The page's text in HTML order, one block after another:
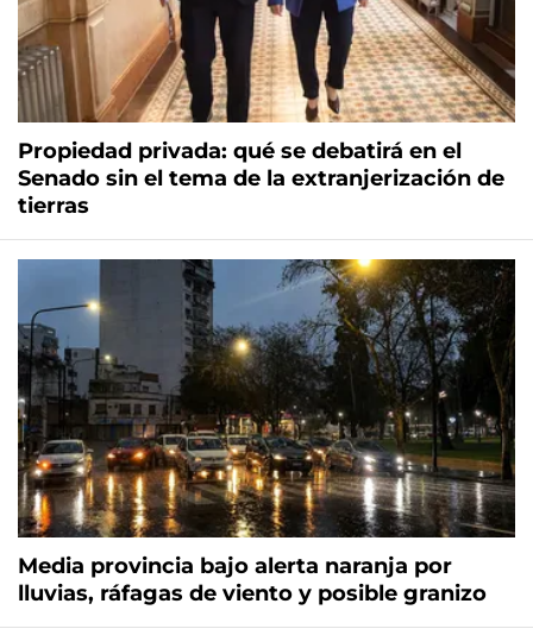
Propiedad privada: qué se debatirá en el
Senado sin el tema de la extranjerización de
tierras
Media provincia bajo alerta naranja por
lluvias, ráfagas de viento y posible granizo